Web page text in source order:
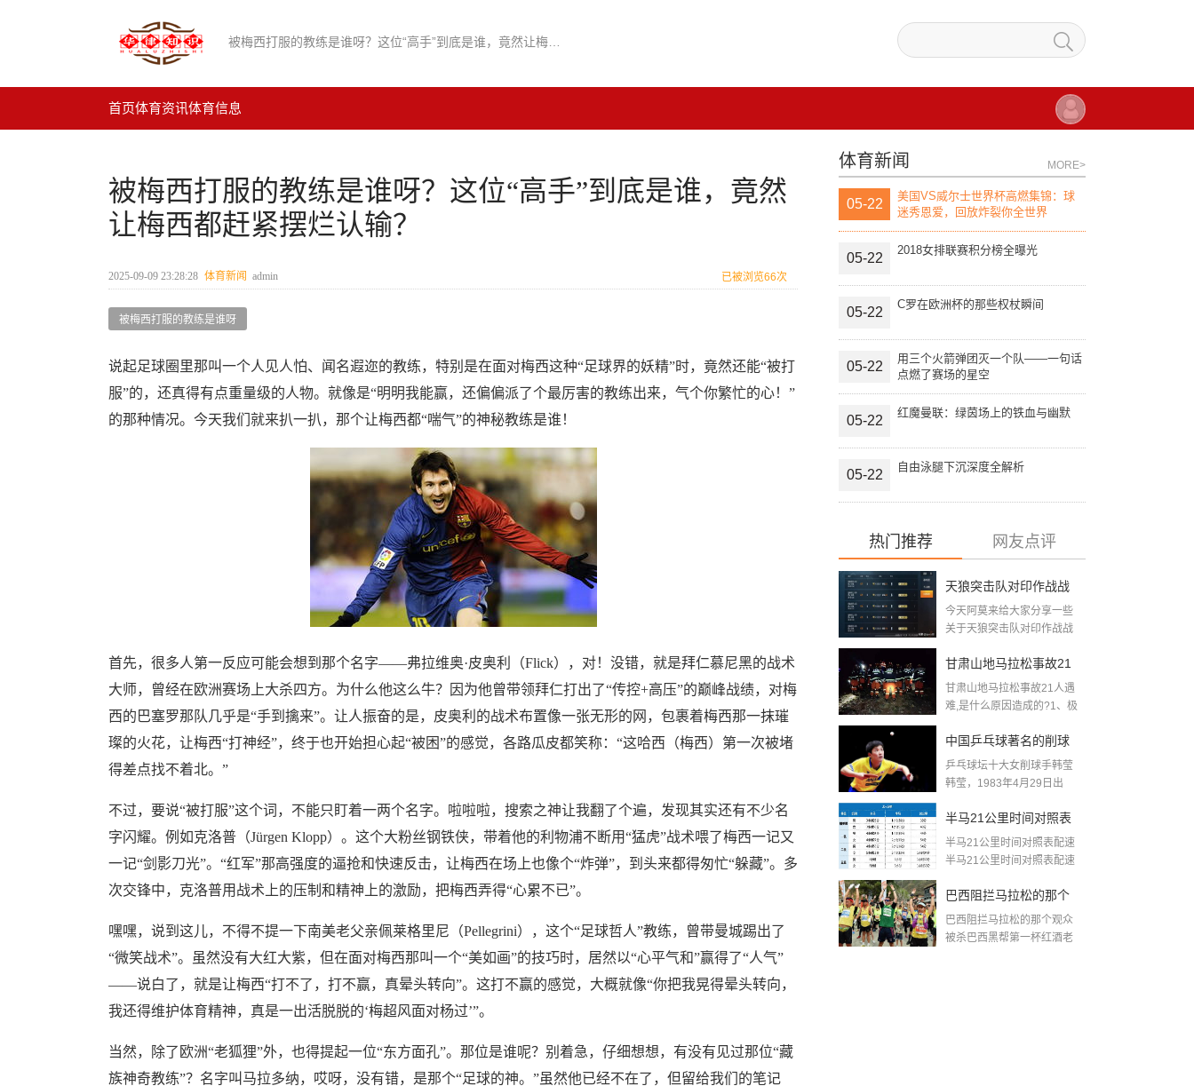
首页体育资讯体育信息
被梅西打服的教练是谁呀？这位“高手”到底是谁，竟然
让梅西都赶紧摆烂认输？
2025-09-09 23:28:28 体育新闻 admin 已被浏览66次
被梅西打服的教练是谁呀
说起足球圈里那叫一个人见人怕、闻名遐迩的教练，特别是在面对梅西这种“足球界的妖精”时，竟然还能“被打
服”的，还真得有点重量级的人物。就像是“明明我能赢，还偏偏派了个最厉害的教练出来，气个你繁忙的心！”
的那种情况。今天我们就来扒一扒，那个让梅西都“喘气”的神秘教练是谁！
首先，很多人第一反应可能会想到那个名字——弗拉维奥·皮奥利（Flick），对！没错，就是拜仁慕尼黑的战术
大师，曾经在欧洲赛场上大杀四方。为什么他这么牛？因为他曾带领拜仁打出了“传控+高压”的巅峰战绩，对梅
西的巴塞罗那队几乎是“手到擒来”。让人振奋的是，皮奥利的战术布置像一张无形的网，包裹着梅西那一抹璀
璨的火花，让梅西“打神经”，终于也开始担心起“被困”的感觉，各路瓜皮都笑称：“这哈西（梅西）第一次被堵
得差点找不着北。”
不过，要说“被打服”这个词，不能只盯着一两个名字。啦啦啦，搜索之神让我翻了个遍，发现其实还有不少名
字闪耀。例如克洛普（Jürgen Klopp）。这个大粉丝钢铁侠，带着他的利物浦不断用“猛虎”战术喂了梅西一记又
一记“剑影刀光”。“红军”那高强度的逼抢和快速反击，让梅西在场上也像个“炸弹”，到头来都得匆忙“躲藏”。多
次交锋中，克洛普用战术上的压制和精神上的激励，把梅西弄得“心累不已”。
嘿嘿，说到这儿，不得不提一下南美老父亲佩莱格里尼（Pellegrini），这个“足球哲人”教练，曾带曼城踢出了
“微笑战术”。虽然没有大红大紫，但在面对梅西那叫一个“美如画”的技巧时，居然以“心平气和”赢得了“人气”
——说白了，就是让梅西“打不了，打不赢，真晕头转向”。这打不赢的感觉，大概就像“你把我晃得晕头转向，
我还得维护体育精神，真是一出活脱脱的‘梅超风面对杨过’”。
当然，除了欧洲“老狐狸”外，也得提起一位“东方面孔”。那位是谁呢？别着急，仔细想想，有没有见过那位“藏
族神奇教练”？名字叫马拉多纳，哎呀，没有错，是那个“足球的神。”虽然他已经不在了，但留给我们的笔记
体育新闻 MORE>
05-22
美国VS威尔士世界杯高燃集锦：球
迷秀恩爱，回放炸裂你全世界
05-22
2018女排联赛积分榜全曝光
05-22
C罗在欧洲杯的那些权杖瞬间
05-22
用三个火箭弹团灭一个队——一句话
点燃了赛场的星空
05-22
红魔曼联：绿茵场上的铁血与幽默
05-22
自由泳腿下沉深度全解析
热门推荐 网友点评
天狼突击队对印作战战
绩2020年11月天狼斩首
披露伤亡情况
今天阿莫来给大家分享一些
关于天狼突击队对印作战战
甘肃山地马拉松事故21
人遇难,是什么原因造成
集合)
甘肃山地马拉松事故21人遇
难,是什么原因造成的?1、极
中国乒乓球著名的削球
手,斯洛伐克乒乓球选手
乒乓球坛十大女削球手韩莹
韩莹，1983年4月29日出
半马21公里时间对照表
配速(半程马拉松完赛配
半马21公里时间对照表配速
半马21公里时间对照表配速
巴西阻拦马拉松的那个
观众被杀(马拉松第一名
巴西阻拦马拉松的那个观众
被杀巴西黑帮第一杯红酒老